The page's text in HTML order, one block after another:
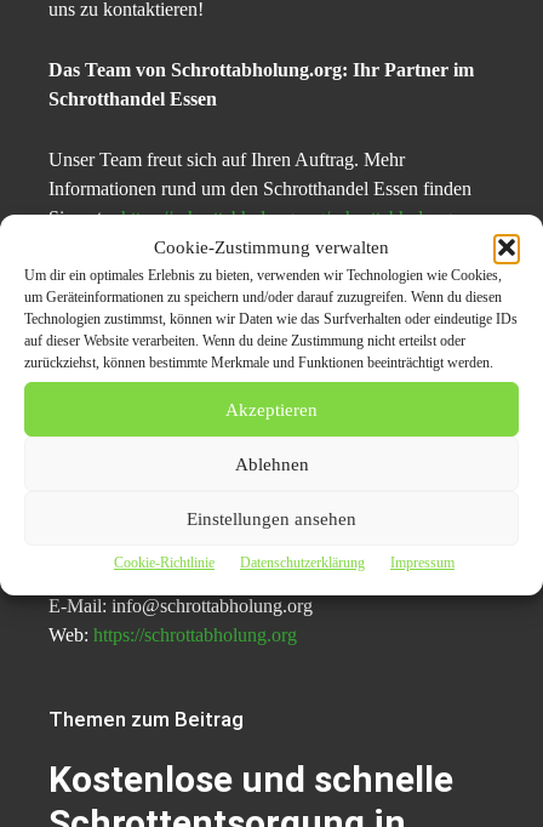
Cookie-Zustimmung verwalten
Um dir ein optimales Erlebnis zu bieten, verwenden wir Technologien wie Cookies,
um Geräteinformationen zu speichern und/oder darauf zuzugreifen. Wenn du diesen
Technologien zustimmst, können wir Daten wie das Surfverhalten oder eindeutige IDs
auf dieser Website verarbeiten. Wenn du deine Zustimmung nicht erteilst oder
zurückziehst, können bestimmte Merkmale und Funktionen beeinträchtigt werden.
Akzeptieren
Ablehnen
Einstellungen ansehen
Cookie-Richtlinie Datenschutzerklärung Impressum
uns zu kontaktieren!
Das Team von Schrottabholung.org: Ihr Partner im
Schrotthandel Essen
Unser Team freut sich auf Ihren Auftrag. Mehr
Informationen rund um den Schrotthandel Essen finden
Sie unterhttps://schrottabholung.org/schrottabholung-
, per Telefon unter 0157/ 35 855 388 oder per Mail
an info@schrottabholung.org.
Pressekontaktdaten:
44866 Wattenscheid – Bochum
Telefon: 0157/35 855 388
E-Mail: info@schrottabholung.org
Web: https://schrottabholung.org
Themen zum Beitrag
Kostenlose und schnelle